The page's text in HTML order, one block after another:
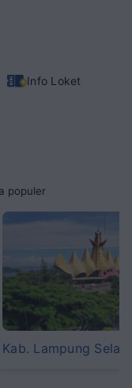
Info Loket
populer
Kab. Lampung